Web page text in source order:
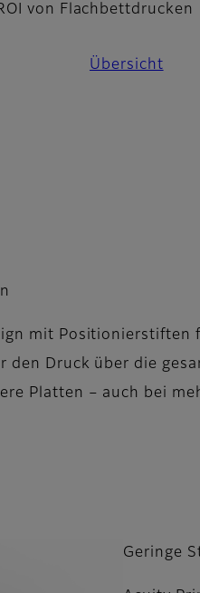
von Flachbettdrucken
Übersicht
mit Positionierstiften
den Druck über die
Platten – auch bei
Geringe